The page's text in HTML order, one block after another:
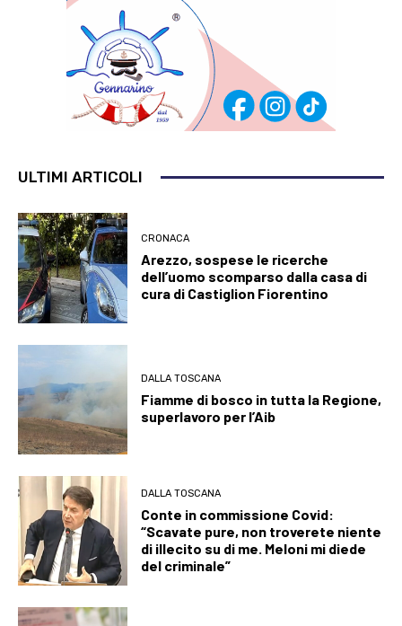
ULTIMI ARTICOLI
CRONACA
Arezzo, sospese le ricerche
dell’uomo scomparso dalla casa di
cura di Castiglion Fiorentino
DALLA TOSCANA
Fiamme di bosco in tutta la Regione,
superlavoro per l’Aib
DALLA TOSCANA
Conte in commissione Covid:
“Scavate pure, non troverete niente
di illecito su di me. Meloni mi diede
del criminale”